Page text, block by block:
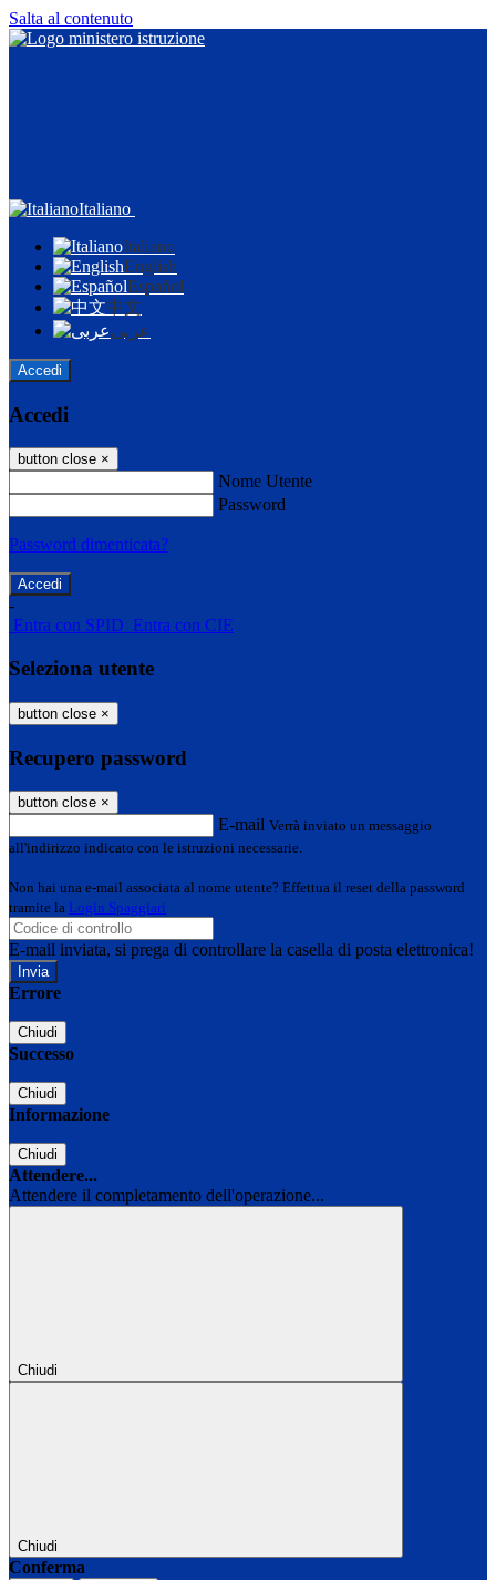
Salta al contenuto
Italiano
Italiano
English
Español
中文
عربى
Accedi
Accedi
button close ×
Nome Utente
Password
Password dimenticata?
-
Entra con SPID Entra con CIE
Seleziona utente
button close ×
Recupero password
button close ×
E-mail Verrà inviato un messaggio
all'indirizzo indicato con le istruzioni necessarie.
Non hai una e-mail associata al nome utente? Effettua il reset della password
tramite la Login Spaggiari
E-mail inviata, si prega di controllare la casella di posta elettronica!
Errore
Chiudi
Successo
Chiudi
Informazione
Chiudi
Attendere...
Attendere il completamento dell'operazione...
Chiudi
Chiudi
Conferma